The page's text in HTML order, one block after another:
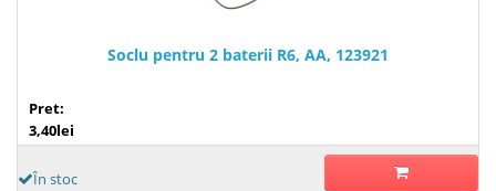
Soclu pentru 2 baterii R6, AA, 123921
Pret:
3,40lei
În stoc